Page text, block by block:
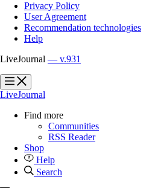
Privacy Policy
User Agreement
Recommendation technologies
Help
LiveJournal — v.931
?
?
LiveJournal
Find more
Communities
RSS Reader
Shop
Help
Search